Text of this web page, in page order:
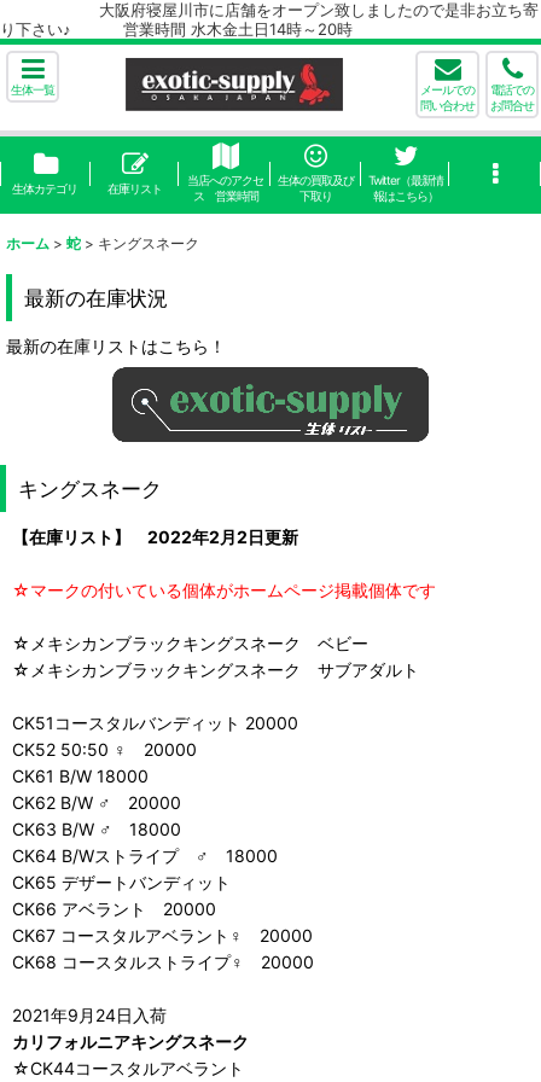
大阪府寝屋川市に店舗をオープン致しましたので是非お立ち寄
り下さい♪ 営業時間 水木金土日14時～20時
生体一覧
メールでの
問い合わせ
電話での
お問合せ
生体カテゴリ 在庫リスト
当店へのアクセ
ス 営業時間
生体の買取及び
下取り
Twitter（最新情
報はこちら）
ホーム > 蛇 > キングスネーク
最新の在庫状況
最新の在庫リストはこちら！
キングスネーク
【在庫リスト】 2022年2月2日更新
☆マークの付いている個体がホームページ掲載個体です
☆メキシカンブラックキングスネーク ベビー
☆メキシカンブラックキングスネーク サブアダルト
CK51コースタルバンディット 20000
CK52 50:50 ♀ 20000
CK61 B/W 18000
CK62 B/W ♂ 20000
CK63 B/W ♂ 18000
CK64 B/Wストライプ ♂ 18000
CK65 デザートバンディット
CK66 アベラント 20000
CK67 コースタルアベラント♀ 20000
CK68 コースタルストライプ♀ 20000
2021年9月24日入荷
カリフォルニアキングスネーク
☆CK44コースタルアベラント